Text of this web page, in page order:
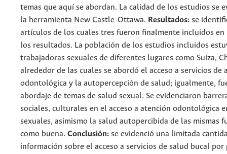
temas que aquí se abordan. La calidad de los estudios se
la herramienta New Castle-Ottawa. Resultados: se
artículos de los cuales tres fueron finalmente incluidos en
los resultados. La población de los estudios incluidos
trabajadoras sexuales de diferentes lugares como Suiza,
alrededor de las cuales se abordó el acceso a servicios de
odontológica y la autopercepción de salud; igualmente,
abordaje de temas de salud sexual. Se evidenciaron
sociales, culturales en el acceso a atención odontológica
sexuales, asimismo la salud autopercibida de las mismas
como buena. Conclusión: se evidenció una limitada
información sobre el acceso a servicios de salud bucal por